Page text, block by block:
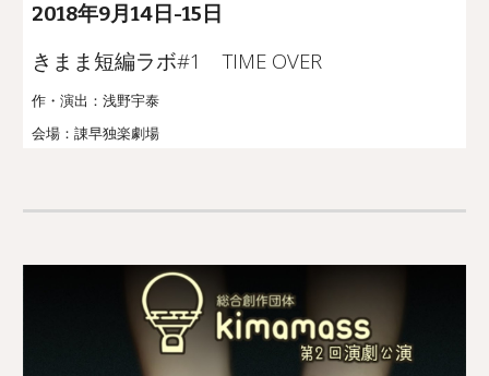
2018年9月14 日-15 日
きまま短編ラボ#1 TIME OVER
作・演出：浅野宇泰
会場：諌早独楽劇場